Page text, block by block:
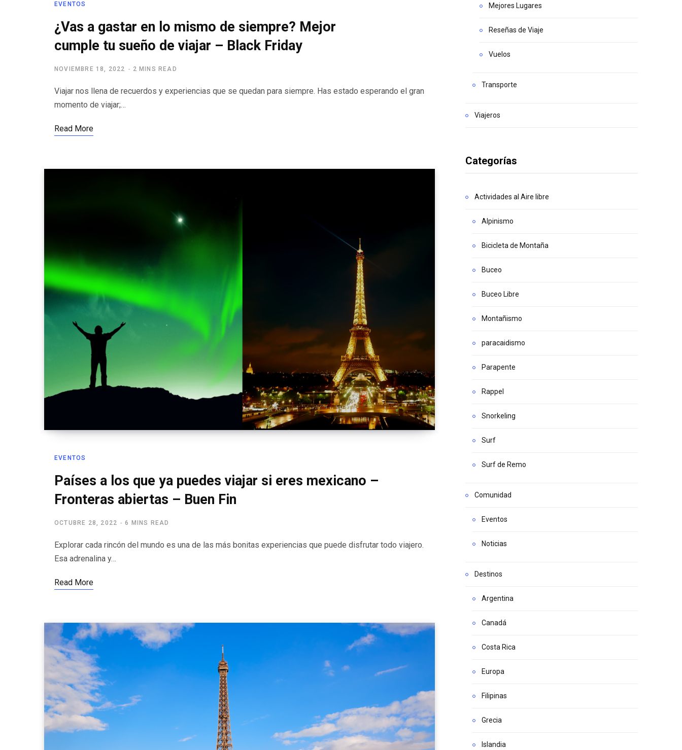
EVENTOS
¿Vas a gastar en lo mismo de siempre? Mejor
cumple tu sueño de viajar – Black Friday
NOVIEMBRE 18, 2022 2 MINS READ
Viajar nos llena de recuerdos y experiencias que se quedan para siempre. Has estado esperando el gran
momento de viajar;…
Read More
EVENTOS
Países a los que ya puedes viajar si eres mexicano –
Fronteras abiertas – Buen Fin
OCTUBRE 28, 2022 6 MINS READ
Explorar cada rincón del mundo es una de las más bonitas experiencias que puede disfrutar todo viajero.
Esa adrenalina y…
Read More
Mejores Lugares
Reseñas de Viaje
Vuelos
Transporte
Viajeros
Categorías
Actividades al Aire libre
Alpinismo
Bicicleta de Montaña
Buceo
Buceo Libre
Montañismo
paracaidismo
Parapente
Rappel
Snorkeling
Surf
Surf de Remo
Comunidad
Eventos
Noticias
Destinos
Argentina
Canadá
Costa Rica
Europa
Filipinas
Grecia
Islandia